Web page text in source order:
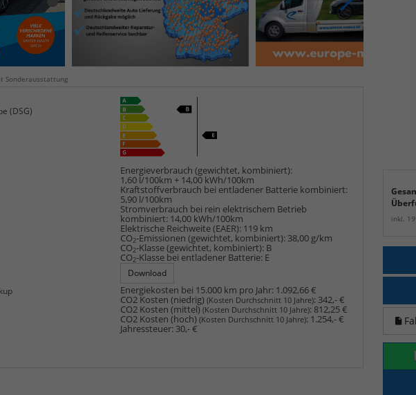
inkl.
Sonderausstattung
(DSG)
Energieverbrauch (gewichtet, kombiniert):
1,60 l/100km + 14,00 kWh/100km
Kraftstoffverbrauch bei entladener Batterie kombiniert:
5,90 l/100km
Stromverbrauch bei rein elektrischem Betrieb
kombiniert: 14,00 kWh/100km
Elektrische Reichweite (EAER): 119 km
CO2-Emissionen (gewichtet, kombiniert): 38,00 g/km
CO2-Klasse (gewichtet, kombiniert): B
CO2-Klasse bei entladener Batterie: E
Download
Energiekosten bei 15.000 km pro Jahr: 1.092,66 €
CO2 Kosten (niedrig)(Kosten Durchschnitt 10 Jahre): 342,- €
CO2 Kosten (mittel)(Kosten Durchschnitt 10 Jahre): 812,25 €
CO2 Kosten (hoch)(Kosten Durchschnitt 10 Jahre): 1.254,- €
Jahressteuer: 30,- €